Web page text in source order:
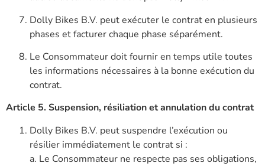
Dolly Bikes B.V. peut exécuter le contrat en plusieurs
phases et facturer chaque phase séparément.
Le Consommateur doit fournir en temps utile toutes
les informations nécessaires à la bonne exécution du
contrat.
Article 5. Suspension, résiliation et annulation du contrat
Dolly Bikes B.V. peut suspendre l’exécution ou
résilier immédiatement le contrat si :
a. Le Consommateur ne respecte pas ses obligations,